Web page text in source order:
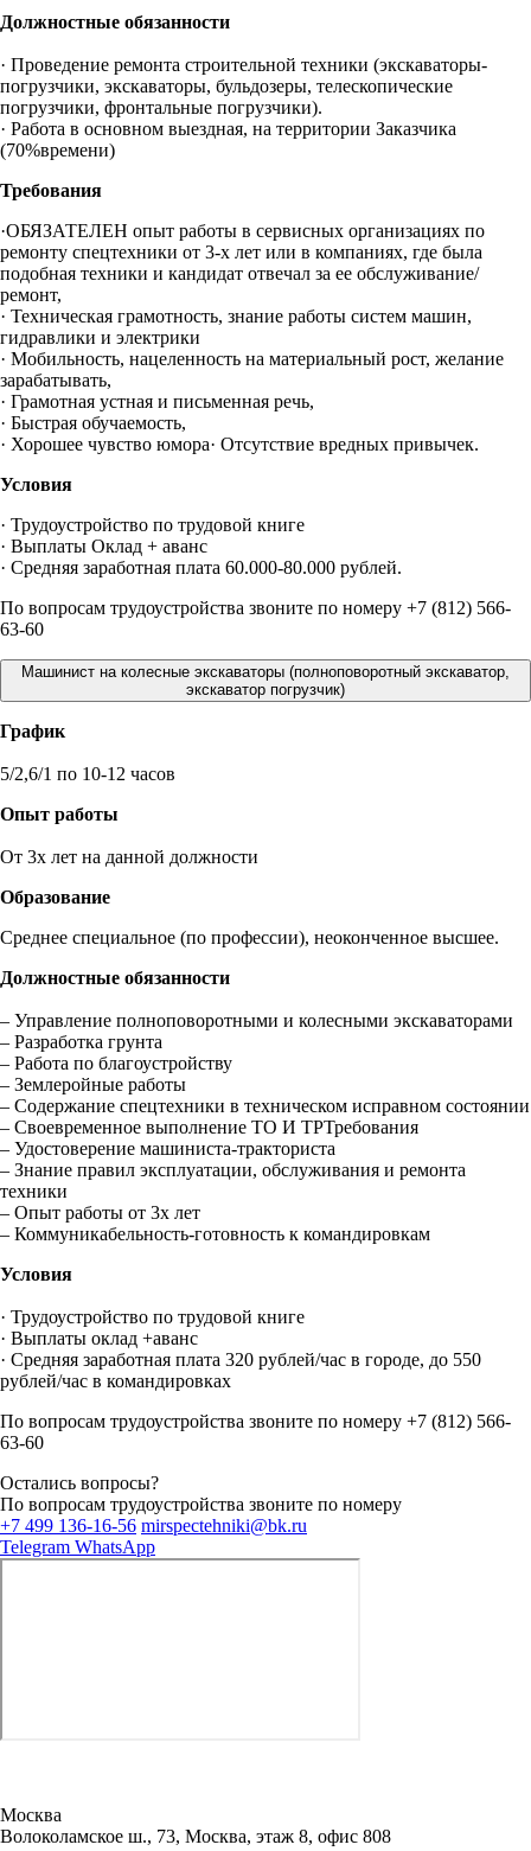
Должностные обязанности
· Проведение ремонта строительной техники (экскаваторы-
погрузчики, экскаваторы, бульдозеры, телескопические
погрузчики, фронтальные погрузчики).
· Работа в основном выездная, на территории Заказчика
(70%времени)
Требования
·ОБЯЗАТЕЛЕН опыт работы в сервисных организациях по
ремонту спецтехники от 3-х лет или в компаниях, где была
подобная техники и кандидат отвечал за ее обслуживание/
ремонт,
· Техническая грамотность, знание работы систем машин,
гидравлики и электрики
· Мобильность, нацеленность на материальный рост, желание
зарабатывать,
· Грамотная устная и письменная речь,
· Быстрая обучаемость,
· Хорошее чувство юмора· Отсутствие вредных привычек.
Условия
· Трудоустройство по трудовой книге
· Выплаты Оклад + аванс
· Средняя заработная плата 60.000-80.000 рублей.
По вопросам трудоустройства звоните по номеру +7 (812) 566-
63-60
Машинист на колесные экскаваторы (полноповоротный экскаватор,
экскаватор погрузчик)
График
5/2,6/1 по 10-12 часов
Опыт работы
От 3х лет на данной должности
Образование
Среднее специальное (по профессии), неоконченное высшее.
Должностные обязанности
– Управление полноповоротными и колесными экскаваторами
– Разработка грунта
– Работа по благоустройству
– Землеройные работы
– Содержание спецтехники в техническом исправном состоянии
– Своевременное выполнение ТО И ТРТребования
– Удостоверение машиниста-тракториста
– Знание правил эксплуатации, обслуживания и ремонта
техники
– Опыт работы от 3х лет
– Коммуникабельность-готовность к командировкам
Условия
· Трудоустройство по трудовой книге
· Выплаты оклад +аванс
· Средняя заработная плата 320 рублей/час в городе, до 550
рублей/час в командировках
По вопросам трудоустройства звоните по номеру +7 (812) 566-
63-60
Остались вопросы?
По вопросам трудоустройства звоните по номеру
+7 499 136-16-56 mirspectehniki@bk.ru
Telegram WhatsApp
Москва
Волоколамское ш., 73, Москва, этаж 8, офис 808